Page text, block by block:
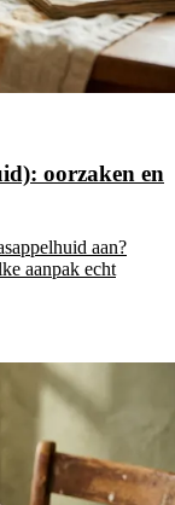
oorzaken en
aan?
aanpak echt